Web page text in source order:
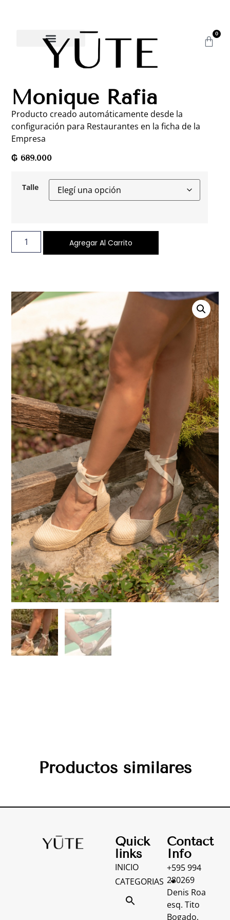
0
Monique Rafia
Producto creado automáticamente desde la
configuración para Restaurantes en la ficha de la
Empresa
₲ 689.000
Talle
Agregar Al Carrito
Productos similares
Quick
links
INICIO
CATEGORIAS
Contact
Info
+595 994
280269
Denis Roa
esq. Tito
Bogado,